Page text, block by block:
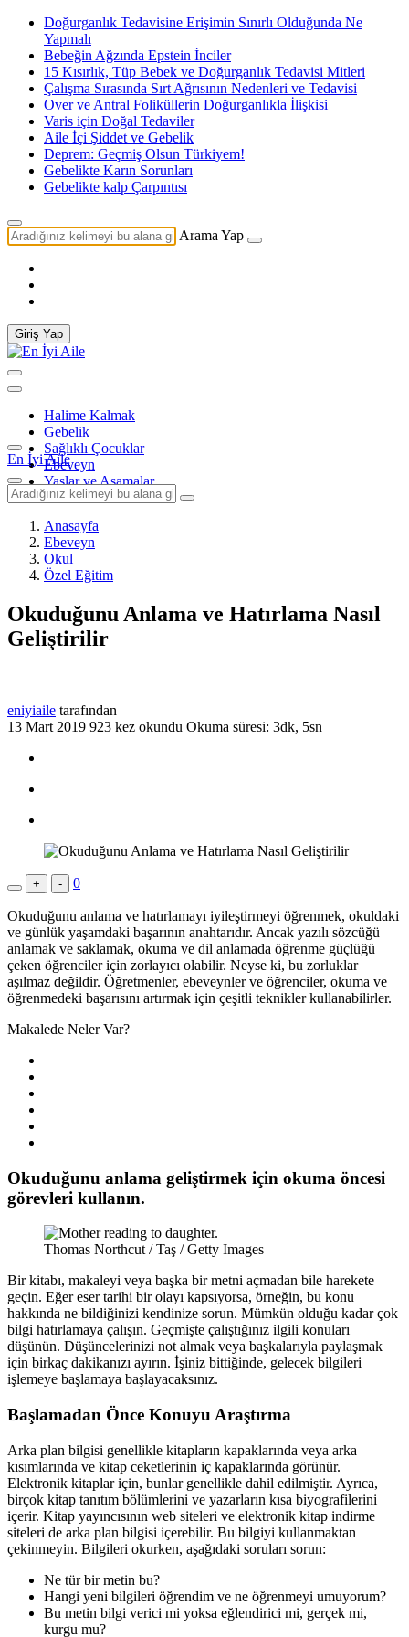
Doğurganlık Tedavisine Erişimin Sınırlı Olduğunda Ne
Yapmalı
Bebeğin Ağzında Epstein İnciler
15 Kısırlık, Tüp Bebek ve Doğurganlık Tedavisi Mitleri
Çalışma Sırasında Sırt Ağrısının Nedenleri ve Tedavisi
Over ve Antral Foliküllerin Doğurganlıkla İlişkisi
Varis için Doğal Tedaviler
Aile İçi Şiddet ve Gebelik
Deprem: Geçmiş Olsun Türkiyem!
Gebelikte Karın Sorunları
Gebelikte kalp Çarpıntısı
Arama Yap
Giriş Yap
Halime Kalmak
Gebelik
Sağlıklı Çocuklar
Ebeveyn
Yaşlar ve Aşamalar
En İyi Aile
Anasayfa
Ebeveyn
Okul
Özel Eğitim
Okuduğunu Anlama ve Hatırlama Nasıl
Geliştirilir
eniyiaile tarafından
13 Mart 2019 923 kez okundu Okuma süresi: 3dk, 5sn
+ - 0
Okuduğunu anlama ve hatırlamayı iyileştirmeyi öğrenmek, okuldaki
ve günlük yaşamdaki başarının anahtarıdır. Ancak yazılı sözcüğü
anlamak ve saklamak, okuma ve dil anlamada öğrenme güçlüğü
çeken öğrenciler için zorlayıcı olabilir. Neyse ki, bu zorluklar
aşılmaz değildir. Öğretmenler, ebeveynler ve öğrenciler, okuma ve
öğrenmedeki başarısını artırmak için çeşitli teknikler kullanabilirler.
Makalede Neler Var?
Okuduğunu anlama geliştirmek için okuma öncesi
görevleri kullanın.
Thomas Northcut / Taş / Getty Images
Bir kitabı, makaleyi veya başka bir metni açmadan bile harekete
geçin. Eğer eser tarihi bir olayı kapsıyorsa, örneğin, bu konu
hakkında ne bildiğinizi kendinize sorun. Mümkün olduğu kadar çok
bilgi hatırlamaya çalışın. Geçmişte çalıştığınız ilgili konuları
düşünün. Düşüncelerinizi not almak veya başkalarıyla paylaşmak
için birkaç dakikanızı ayırın. İşiniz bittiğinde, gelecek bilgileri
işlemeye başlamaya başlayacaksınız.
Başlamadan Önce Konuyu Araştırma
Arka plan bilgisi genellikle kitapların kapaklarında veya arka
kısımlarında ve kitap ceketlerinin iç kapaklarında görünür.
Elektronik kitaplar için, bunlar genellikle dahil edilmiştir. Ayrıca,
birçok kitap tanıtım bölümlerini ve yazarların kısa biyografilerini
içerir. Kitap yayıncısının web siteleri ve elektronik kitap indirme
siteleri de arka plan bilgisi içerebilir. Bu bilgiyi kullanmaktan
çekinmeyin. Bilgileri okurken, aşağıdaki soruları sorun:
Ne tür bir metin bu?
Hangi yeni bilgileri öğrendim ve ne öğrenmeyi umuyorum?
Bu metin bilgi verici mi yoksa eğlendirici mi, gerçek mi,
kurgu mu?